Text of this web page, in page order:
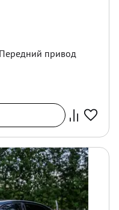
Передний привод